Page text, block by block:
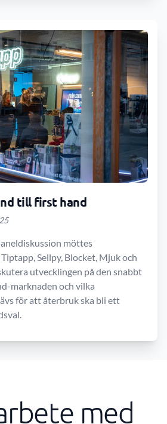
till first hand
möttes
Sellpy, Blocket, Mjuk och
utvecklingen på den snabbt
marknaden och vilka
för att återbruk ska bli ett
med